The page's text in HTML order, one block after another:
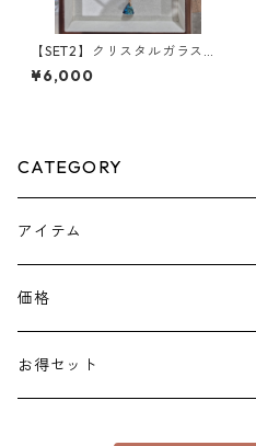
【SET2】クリスタルガラスア
クセサリーセット
¥6,000
CATEGORY
アイテム
ピアス
ネックレス
価格
￥1100～￥2000
お得セット